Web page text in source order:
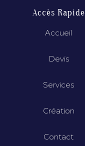
Accès Rapide
Accueil
Devis
Services
Création
Contact